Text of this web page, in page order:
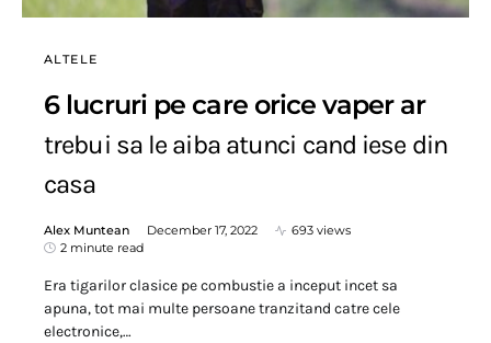
ALTELE
6 lucruri pe care orice vaper ar
trebui sa le aiba atunci cand iese din
casa
Alex Muntean December 17, 2022
693 views
2 minute read
Era tigarilor clasice pe combustie a inceput incet sa
apuna, tot mai multe persoane tranzitand catre cele
electronice,…